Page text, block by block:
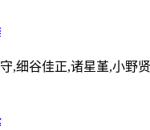
守,细谷佳正,诸星堇,小